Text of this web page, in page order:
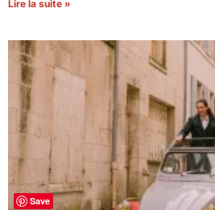
Lire la suite »
Save